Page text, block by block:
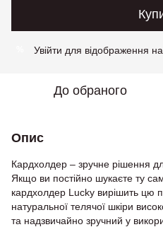
Увійти для відображення
До обраного
Опис
Кардхолдер – зручне рішення
Якщо ви постійно шукаєте ту
кардхолдер Lucky вирішить цю
натуральної телячої шкіри
та надзвичайно зручний у